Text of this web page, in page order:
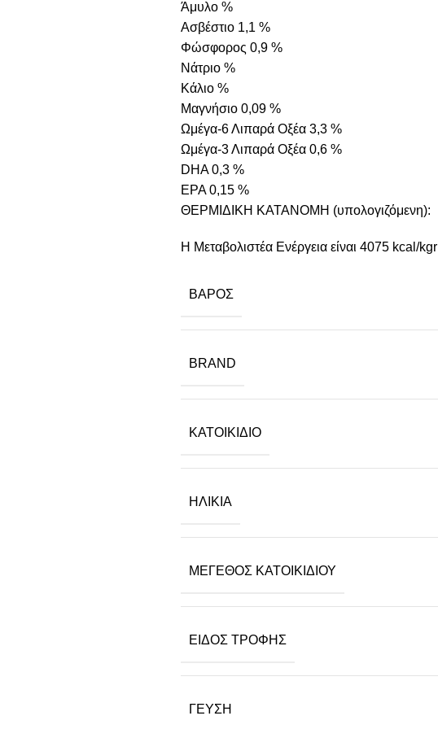
Άμυλο %
Ασβέστιο 1,1 %
Φώσφορος 0,9 %
Νάτριο %
Κάλιο %
Μαγνήσιο 0,09 %
Ωμέγα-6 Λιπαρά Οξέα 3,3 %
Ωμέγα-3 Λιπαρά Οξέα 0,6 %
DHA 0,3 %
EPA 0,15 %
ΘΕΡΜΙΔΙΚΗ ΚΑΤΑΝΟΜΗ (υπολογιζόμενη):
Η Μεταβολιστέα Ενέργεια είναι 4075 kcal/kgr
ΒΆΡΟΣ
BRAND
ΚΑΤΟΙΚΊΔΙΟ
ΗΛΙΚΊΑ
ΜΈΓΕΘΟΣ ΚΑΤΟΙΚΙΔΊΟΥ
ΕΊΔΟΣ ΤΡΟΦΉΣ
ΓΕΎΣΗ